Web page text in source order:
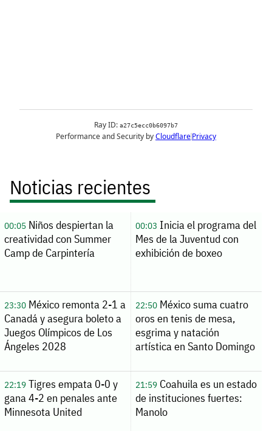
Noticias recientes
00:05Niños despiertan la
creatividad con Summer
Camp de Carpintería
00:03 Inicia el programa del
Mes de la Juventud con
exhibición de boxeo
23:30México remonta 2-1 a
Canadá y asegura boleto a
Juegos Olímpicos de Los
Ángeles 2028
22:50México suma cuatro
oros en tenis de mesa,
esgrima y natación
artística en Santo Domingo
22:19Tigres empata 0-0 y
gana 4-2 en penales ante
Minnesota United
21:59Coahuila es un estado
de instituciones fuertes:
Manolo